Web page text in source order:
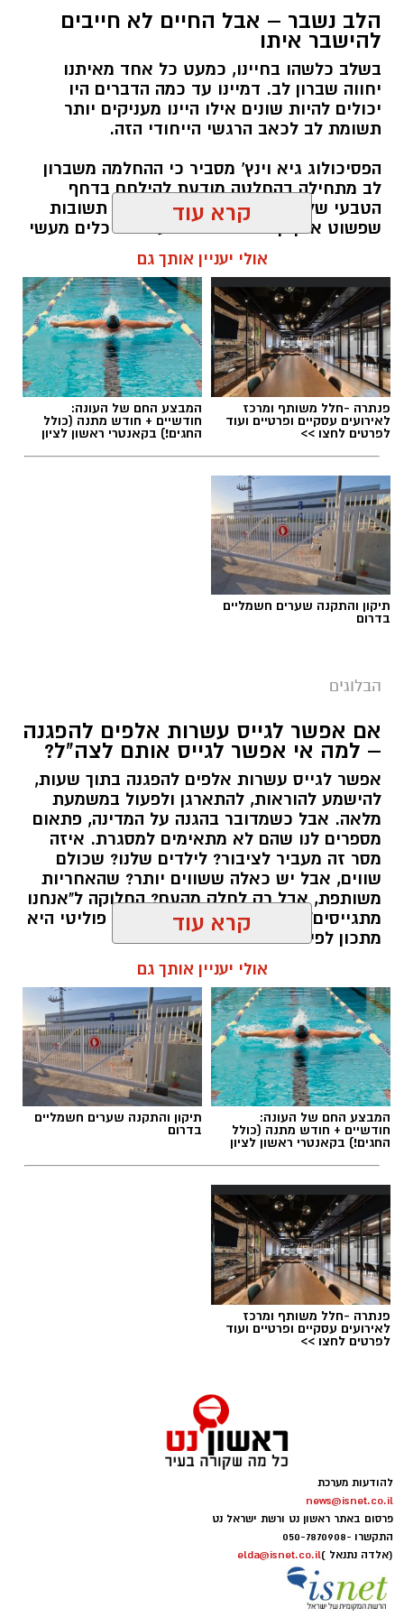
יש לכם מידע חשוב שטרם נחשף? צילומים מאירוע
חדשותי? מצאתם טעות בכתבה? נשמח שתשתפו
אותנו
הלב נשבר – אבל החיים לא חייבים
להישבר איתו
בשלב כלשהו בחיינו, כמעט כל אחד מאיתנו
יחווה שברון לב. דמיינו עד כמה הדברים היו
יכולים להיות שונים אילו היינו מעניקים יותר
תשומת לב לכאב הרגשי הייחודי הזה.
הפסיכולוג גיא וינץ' מסביר כי ההחלמה משברון
לב מתחילה בהחלטה מודעת להילחם בדחף
הטבעי שלנו לייפות את העבר ולחפש תשובות
שפשוט אינן קיימות. הוא מציע ארגז כלים מעשי
שיעזור לנו, בהדרגה, להשתחרר מהכאב ולהמשיך
הלב שלנו אולי נשבר לפעמים, אבל אנחנו לא
חייבים להישבר יחד איתו.
מערכת האתר / 09:04 23.07.26
תגים:טד
יש לכם מידע חשוב שטרם נחשף? צילומים מאירוע
חדשותי? מצאתם טעות בכתבה? נשמח שתשתפו
אותנו
קרא עוד
אולי יעניין אותך גם
פנתרה -חלל משותף ומרכז
לאירועים עסקיים ופרטיים ועוד
לפרטים לחצו >>
המבצע החם של העונה:
חודשיים + חודש מתנה (כולל
החגים!) בקאנטרי ראשון לציון
תיקון והתקנה שערים חשמליים
בדרום
הבלוגים
אם אפשר לגייס עשרות אלפים להפגנה
– למה אי אפשר לגייס אותם לצה"ל?
אפשר לגייס עשרות אלפים להפגנה בתוך שעות,
להישמע להוראות, להתארגן ולפעול במשמעת
מלאה. אבל כשמדובר בהגנה על המדינה, פתאום
מספרים לנו שהם לא מתאימים למסגרת. איזה
מסר זה מעביר לציבור? לילדים שלנו? שכולם
שווים, אבל יש כאלה ששווים יותר? שהאחריות
משותפת, אבל רק לחלק מהעם? החלוקה ל"אנחנו
מתגייסים" ו"הם לא" היא לא רק ויכוח פוליטי היא
מתכון לפילוג שמפורר אותנו מבפנים.
תגים: הפגנות חרדיים גיוס לצה"ל
הפגנות חרדים chatgpt
הפגנות הענק היום, ששיבשו את סדר היום של
מאות אלפי אזרחים, העלו אצלי שאלה
אם הציבור החרדי יודע להתגייס בהמוניו להפגנות,
להישמע להוראות, להתארגן במהירות, לפעול יחד
למען מטרה משותפת, לתמוך אחד בשני, להתלבש
קרא עוד
אולי יעניין אותך גם
המבצע החם של העונה:
חודשיים + חודש מתנה (כולל
החגים!) בקאנטרי ראשון לציון
תיקון והתקנה שערים חשמליים
בדרום
פנתרה -חלל משותף ומרכז
לאירועים עסקיים ופרטיים ועוד
לפרטים לחצו >>
להודעות מערכת
news@isnet.co.il
פרסום באתר ראשון נט ורשת ישראל נט
התקשרו -050-7870908
(אלדה נתנאל )elda@isnet.co.il